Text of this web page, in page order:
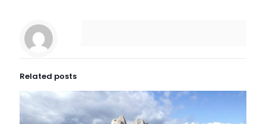
Related posts